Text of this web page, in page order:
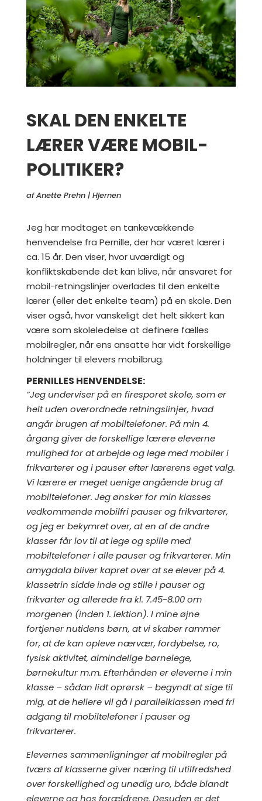
SKAL DEN ENKELTE
LÆRER VÆRE MOBIL-
POLITIKER?
afAnette Prehn| Hjernen
Jeg har modtaget en tankevækkende
henvendelse fra Pernille, der har været lærer i
ca. 15 år. Den viser, hvor uværdigt og
konfliktskabende det kan blive, når ansvaret for
mobil-retningslinjer overlades til den enkelte
lærer (eller det enkelte team) på en skole. Den
viser også, hvor vanskeligt det helt sikkert kan
være som skoleledelse at definere fælles
mobilregler, når ens ansatte har vidt forskellige
holdninger til elevers mobilbrug.
PERNILLES HENVENDELSE:
”Jeg underviser på en firesporet skole, som er
helt uden overordnede retningslinjer, hvad
angår brugen af mobiltelefoner. På min 4.
årgang giver de forskellige lærere eleverne
mulighed for at arbejde og lege med mobiler i
frikvarterer og i pauser efter lærerens eget valg.
Vi lærere er meget uenige angående brug af
mobiltelefoner. Jeg ønsker for min klasses
vedkommende mobilfri pauser og frikvarterer,
og jeg er bekymret over, at en af de andre
klasser får lov til at lege og spille med
mobiltelefoner i alle pauser og frikvarterer. Min
amygdala bliver kapret over at se elever på 4.
klassetrin sidde inde og stille i pauser og
frikvarter og allerede fra kl. 7.45-8.00 om
morgenen (inden 1. lektion). I mine øjne
fortjener nutidens børn, at vi skaber rammer
for, at de kan opleve nærvær, fordybelse, ro,
fysisk aktivitet, almindelige børnelege,
børnekultur m.m. Efterhånden er eleverne i min
klasse – sådan lidt oprørsk – begyndt at sige til
mig, at de hellere vil gå i parallelklassen med fri
adgang til mobiltelefoner i pauser og
frikvarterer.
Elevernes sammenligninger af mobilregler på
tværs af klasserne giver næring til utilfredshed
over forskellighed og unødig uro, både blandt
eleverne og hos forældrene. Desuden er det